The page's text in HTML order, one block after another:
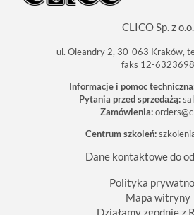
CLICO Sp. z o.o.
ul. Oleandry 2, 30-063 Kraków,
faks 12-6323698
Informacje i pomoc
Pytania przed sprzedażą:
Zamówienia:
Centrum szkoleń:
Dane kontaktowe do
Polityka
Mapa witryny
Działamy zgodnie z